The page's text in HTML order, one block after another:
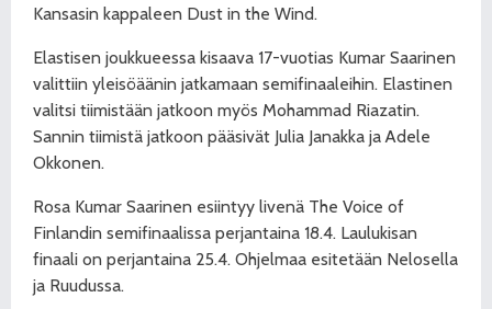
Kansasin kappaleen Dust in the Wind.
Elastisen joukkueessa kisaava 17-vuotias Kumar Saarinen
valittiin yleisöäänin jatkamaan semifinaaleihin. Elastinen
valitsi tiimistään jatkoon myös Mohammad Riazatin.
Sannin tiimistä jatkoon pääsivät Julia Janakka ja Adele
Okkonen.
Rosa Kumar Saarinen esiintyy livenä The Voice of
Finlandin semifinaalissa perjantaina 18.4. Laulukisan
finaali on perjantaina 25.4. Ohjelmaa esitetään Nelosella
ja Ruudussa.